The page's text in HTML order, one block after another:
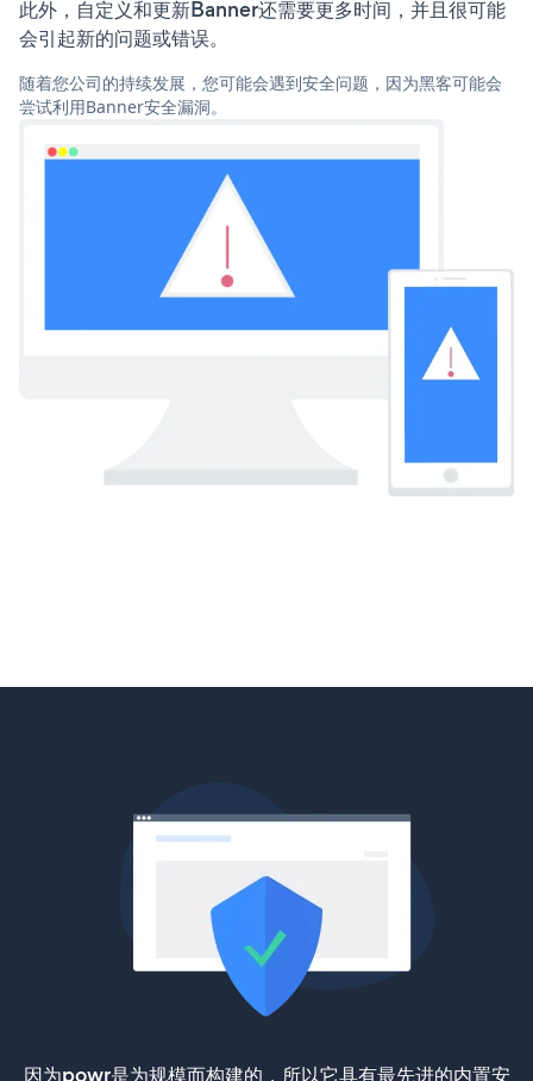
此外，自定义和更新Banner还需要更多时间，并且很可能
会引起新的问题或错误。
随着您公司的持续发展，您可能会遇到安全问题，因为黑客可能会
尝试利用Banner安全漏洞。
因为powr是为规模而构建的，所以它具有最先进的内置安